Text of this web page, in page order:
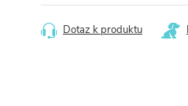
cena:
Dotaz k produktu